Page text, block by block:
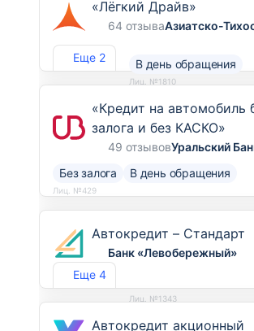
Еще 2
«Лёгкий Драйв»
64 отзыва
В день обращения
Лиц. №1810
«Кредит на автомобиль
залога и без КАСКО»
49 отзывов
Без залога В день обращения
Лиц. №429
Еще 4
Автокредит – Стандарт
Банк «Левобережный»
Лиц. №1343
Автокредит акционный